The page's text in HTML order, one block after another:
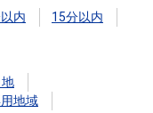
内
15分以内
地域